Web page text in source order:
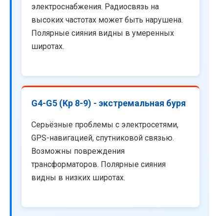
электроснабжения. Радиосвязь на
высоких частотах может быть нарушена.
Полярные сияния видны в умеренных
широтах.
G4-G5 (Kp 8-9) - экстремальная буря
Серьёзные проблемы с электросетями,
GPS-навигацией, спутниковой связью.
Возможны повреждения
трансформаторов. Полярные сияния
видны в низких широтах.